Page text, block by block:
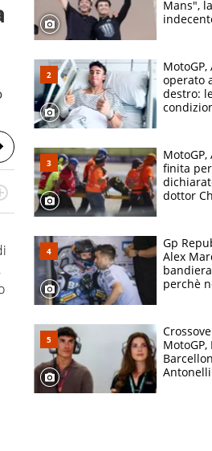
Mans",
MotoGP,
operato
destro:
MotoGP,
finita
dottor
Gp
Alex
perchè